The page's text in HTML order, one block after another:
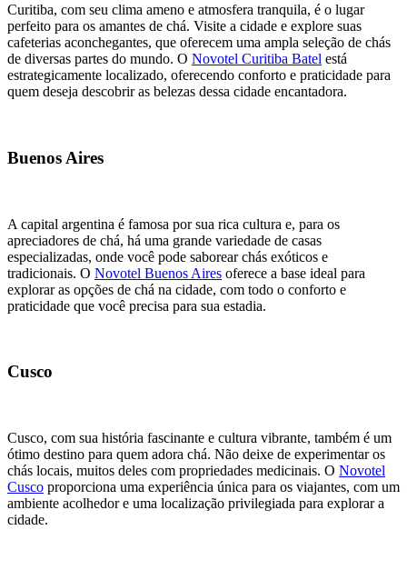
Curitiba, com seu clima ameno e atmosfera tranquila, é o lugar
perfeito para os amantes de chá. Visite a cidade e explore suas
cafeterias aconchegantes, que oferecem uma ampla seleção de chás
de diversas partes do mundo. O Novotel Curitiba Batel está
estrategicamente localizado, oferecendo conforto e praticidade para
quem deseja descobrir as belezas dessa cidade encantadora.
Buenos Aires
A capital argentina é famosa por sua rica cultura e, para os
apreciadores de chá, há uma grande variedade de casas
especializadas, onde você pode saborear chás exóticos e
tradicionais. O Novotel Buenos Aires oferece a base ideal para
explorar as opções de chá na cidade, com todo o conforto e
praticidade que você precisa para sua estadia.
Cusco
Cusco, com sua história fascinante e cultura vibrante, também é um
ótimo destino para quem adora chá. Não deixe de experimentar os
chás locais, muitos deles com propriedades medicinais. O Novotel
Cusco proporciona uma experiência única para os viajantes, com um
ambiente acolhedor e uma localização privilegiada para explorar a
cidade.